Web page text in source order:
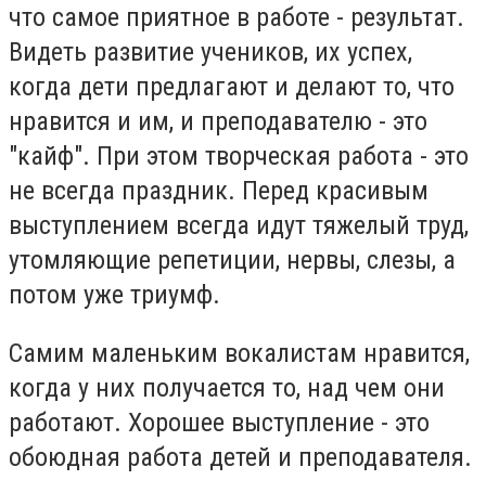
что самое приятное в работе - результат.
Видеть развитие учеников, их успех,
когда дети предлагают и делают то, что
нравится и им, и преподавателю - это
"кайф". При этом творческая работа - это
не всегда праздник. Перед красивым
выступлением всегда идут тяжелый труд,
утомляющие репетиции, нервы, слезы, а
потом уже триумф.
Самим маленьким вокалистам нравится,
когда у них получается то, над чем они
работают. Хорошее выступление - это
обоюдная работа детей и преподавателя.